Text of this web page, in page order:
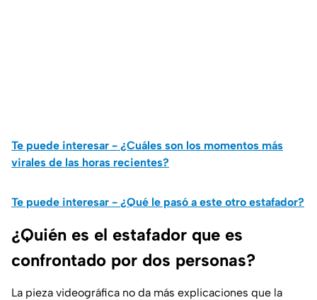
Te puede interesar - ¿Cuáles son los momentos más
virales de las horas recientes?
Te puede interesar - ¿Qué le pasó a este otro estafador?
¿Quién es el estafador que es
confrontado por dos personas?
La pieza videográfica no da más explicaciones que la